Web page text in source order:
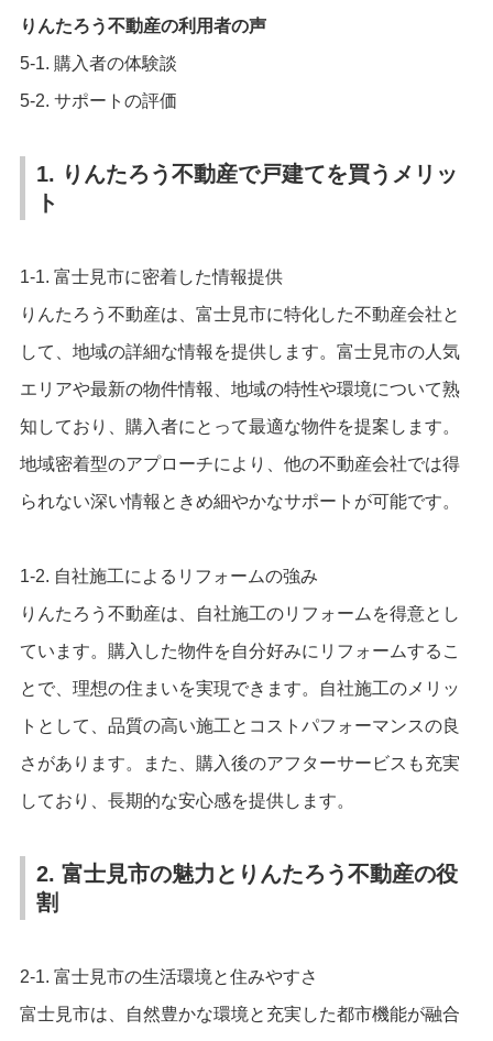
りんたろう不動産の利用者の声
5-1. 購入者の体験談
5-2. サポートの評価
1. りんたろう不動産で戸建てを買うメリッ
ト
1-1. 富士見市に密着した情報提供
りんたろう不動産は、富士見市に特化した不動産会社と
して、地域の詳細な情報を提供します。富士見市の人気
エリアや最新の物件情報、地域の特性や環境について熟
知しており、購入者にとって最適な物件を提案します。
地域密着型のアプローチにより、他の不動産会社では得
られない深い情報ときめ細やかなサポートが可能です。
1-2. 自社施工によるリフォームの強み
りんたろう不動産は、自社施工のリフォームを得意とし
ています。購入した物件を自分好みにリフォームするこ
とで、理想の住まいを実現できます。自社施工のメリッ
トとして、品質の高い施工とコストパフォーマンスの良
さがあります。また、購入後のアフターサービスも充実
しており、長期的な安心感を提供します。
2. 富士見市の魅力とりんたろう不動産の役
割
2-1. 富士見市の生活環境と住みやすさ
富士見市は、自然豊かな環境と充実した都市機能が融合